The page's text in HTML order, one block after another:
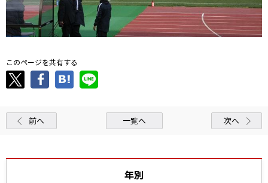
このページを共有する
前へ 一覧へ 次へ
年別